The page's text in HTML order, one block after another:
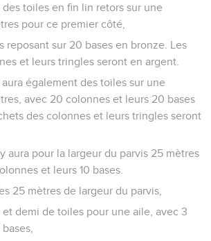
toiles en fin lin retors sur une
pour ce premier côté,
reposant sur 20 bases en bronze. Les
et leurs tringles seront en argent.
également des toiles sur une
avec 20 colonnes et leurs 20 bases
des colonnes et leurs tringles seront
aura pour la largeur du parvis 25 mètres
et leurs 10 bases.
25 mètres de largeur du parvis,
et demi de toiles pour une aile, avec 3